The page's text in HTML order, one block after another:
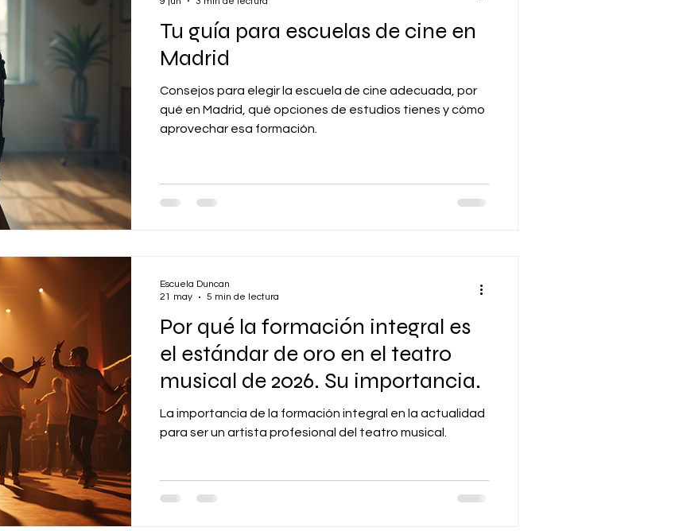
Escuela de Teatro Técnicas visuales
Tu guía para escuelas de cine en
Madrid
Consejos para elegir la escuela de cine adecuada, por
qué en Madrid, qué opciones de estudios tienes y cómo
aprovechar esa formación.
Por qué la formación integral es
el estándar de oro en el teatro
musical de 2026. Su importancia.
La importancia de la formación integral en la actualidad
para ser un artista profesional del teatro musical.
Escuela Duncan
21 may
5 min de lectura